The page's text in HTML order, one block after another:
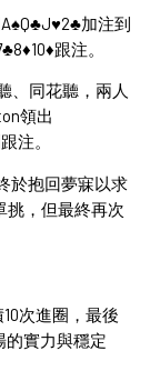
加注到
跟注。
、同花聽，兩人
領出
注。
於抱回夢寐以求
挑，但最終再次
次進圈，最後
的實力與穩定